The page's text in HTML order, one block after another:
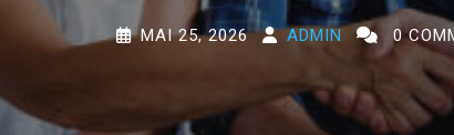
MAI 25, 2026 ADMIN 0